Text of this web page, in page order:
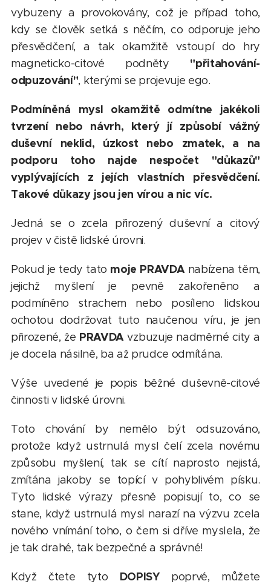
vybuzeny a provokovány, což je případ toho,
kdy se člověk setká s něčím, co odporuje jeho
přesvědčení, a tak okamžitě vstoupí do hry
magneticko-citové podněty "přitahování-
odpuzování", kterými se projevuje ego.
Podmíněná mysl okamžitě odmítne jakékoli
tvrzení nebo návrh, který jí způsobí vážný
duševní neklid, úzkost nebo zmatek, a na
podporu toho najde nespočet "důkazů"
vyplývajících z jejích vlastních přesvědčení.
Takové důkazy jsou jen vírou a nic víc.
Jedná se o zcela přirozený duševní a citový
projev v čistě lidské úrovni.
Pokud je tedy tato moje PRAVDA nabízena těm,
jejichž myšlení je pevně zakořeněno a
podmíněno strachem nebo posíleno lidskou
ochotou dodržovat tuto naučenou víru, je jen
přirozené, že PRAVDA vzbuzuje nadměrné city a
je docela násilně, ba až prudce odmítána.
Výše uvedené je popis běžné duševně-citové
činnosti v lidské úrovni.
Toto chování by nemělo být odsuzováno,
protože když ustrnulá mysl čelí zcela novému
způsobu myšlení, tak se cítí naprosto nejistá,
zmítána jakoby se topící v pohyblivém písku.
Tyto lidské výrazy přesně popisují to, co se
stane, když ustrnulá mysl narazí na výzvu zcela
nového vnímání toho, o čem si dříve myslela, že
je tak drahé, tak bezpečné a správné!
Když čtete tyto DOPISYpoprvé, můžete